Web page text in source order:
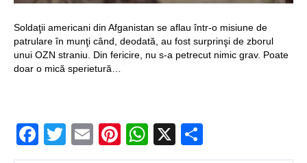
enigmatice de la
Gobelki Tepe din
Soldaţii americani din Afganistan se aflau într-o misiune de
patrulare în munţi când, deodată, au fost surprinşi de zborul
unui OZN straniu. Din fericire, nu s-a petrecut nimic grav. Poate
doar o mică sperietură…
Facebook
Twitter
EmailPinterest
WhatsApp
X